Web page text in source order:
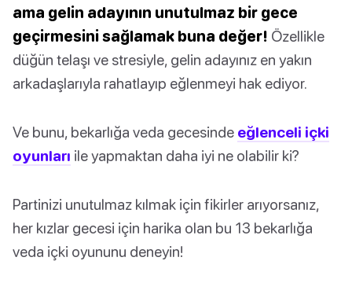
ama gelin adayının unutulmaz bir gece
geçirmesini sağlamak buna değer! Özellikle
düğün telaşı ve stresiyle, gelin adayınız en yakın
arkadaşlarıyla rahatlayıp eğlenmeyi hak ediyor.
Ve bunu, bekarlığa veda gecesinde eğlenceli içki
oyunları ile yapmaktan daha iyi ne olabilir ki?
Partinizi unutulmaz kılmak için fikirler arıyorsanız,
her kızlar gecesi için harika olan bu 13 bekarlığa
veda içki oyununu deneyin!